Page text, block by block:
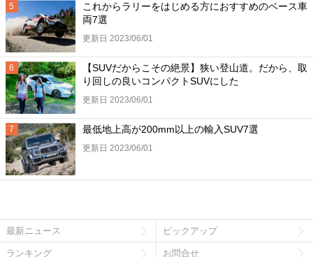
これからラリーをはじめる方におすすめのベース車
両7選
更新日 2023/06/01
【SUVだからこその絶景】狭い登山道。だから、取
り回しの良いコンパクトSUVにした
更新日 2023/06/01
最低地上高が200mm以上の輸入SUV7選
更新日 2023/06/01
最新ニュース ピックアップ
ランキング お問合せ